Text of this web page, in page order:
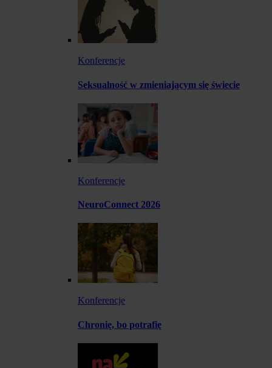
Konferencje
Seksualność w zmieniającym się świecie
Konferencje
NeuroConnect 2026
Konferencje
Chronię, bo potrafię